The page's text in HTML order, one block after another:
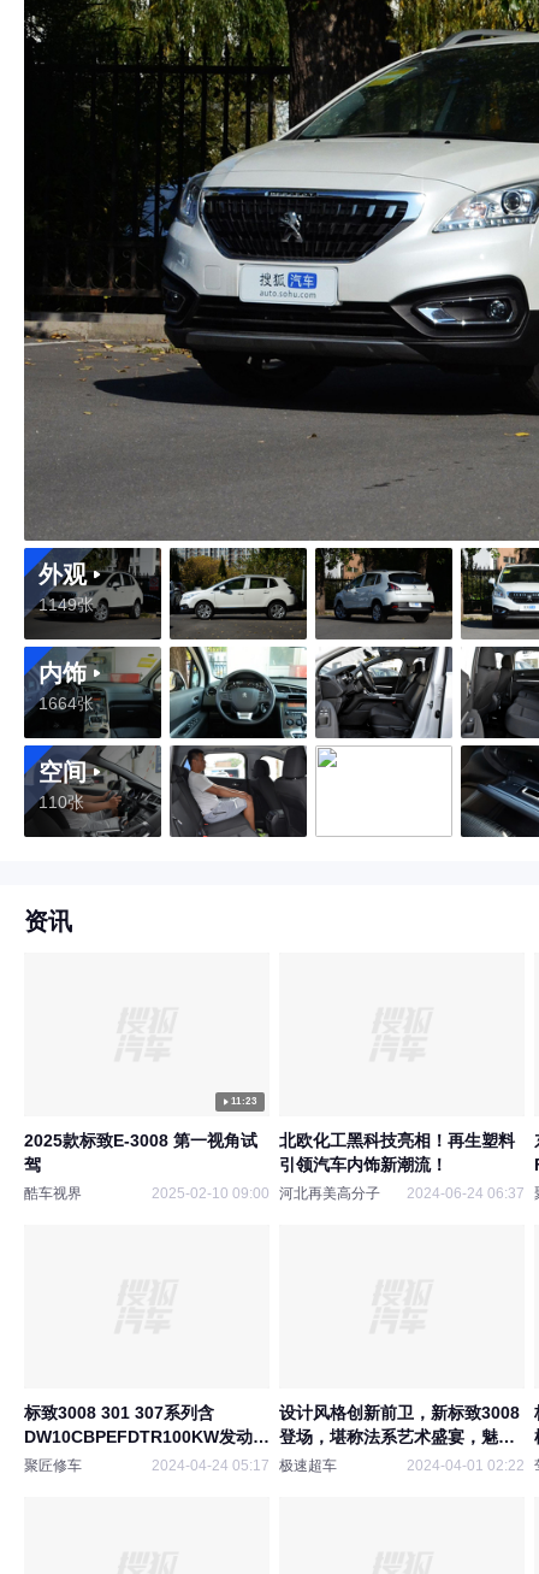
外观
1149张
内饰
1664张
空间
110张
资讯
11:23
2025款标致E-3008 第一视角试
驾
酷车视界 2025-02-10 09:00
北欧化工黑科技亮相！再生塑料
引领汽车内饰新潮流！
河北再美高分子 2024-06-24 06:37
标致3008 301 307系列含
DW10CBPEFDTR100KW发动机
电路图册维修手册更新
聚匠修车 2024-04-24 05:17
设计风格创新前卫，新标致3008
登场，堪称法系艺术盛宴，魅力
非凡
极速超车 2024-04-01 02:22